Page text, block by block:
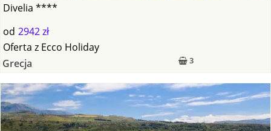
Divelia ****
od 2942 zł
3
Oferta z Ecco Holiday
Grecja